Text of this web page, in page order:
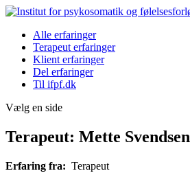
Alle erfaringer
Terapeut erfaringer
Klient erfaringer
Del erfaringer
Til ifpf.dk
Vælg en side
Terapeut: Mette Svendsen
Erfaring fra: Terapeut